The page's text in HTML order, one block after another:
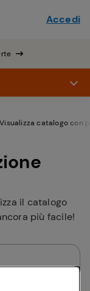
Accedi
Visualizza catalogo con
il catalogo
più facile!